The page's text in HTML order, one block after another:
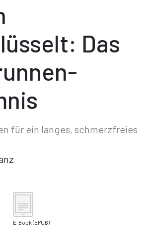
Das
für ein langes, schmerzfreies
E-Book (EPUB)